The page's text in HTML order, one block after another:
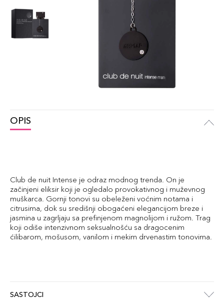
OPIS
Club de nuit Intense je odraz modnog trenda. On je
začinjeni eliksir koji je ogledalo provokativnog i muževnog
muškarca. Gornji tonovi su obeleženi voćnim notama i
citrusima, dok su središnji obogaćeni elegancijom breze i
jasmina u zagrljaju sa prefinjenom magnolijom i ružom. Trag
koji odiše intenzivnom seksualnošću sa dragocenim
ćilibarom, mošusom, vanilom i mekim drvenastim tonovima.
SASTOJCI